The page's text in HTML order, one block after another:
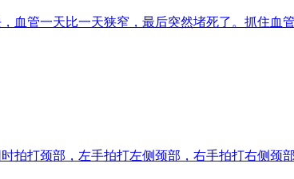
血管一天比一天狭窄，最后突然堵死了。抓住血
拍打颈部，左手拍打左侧颈部，右手拍打右侧颈